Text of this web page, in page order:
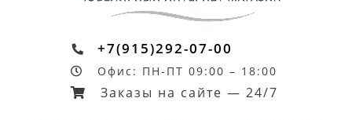
+7(915)292-07-00
Офис: ПН-ПТ 09:00 – 18:00
Заказы на сайте — 24/7